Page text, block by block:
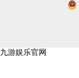
九游娱乐官网